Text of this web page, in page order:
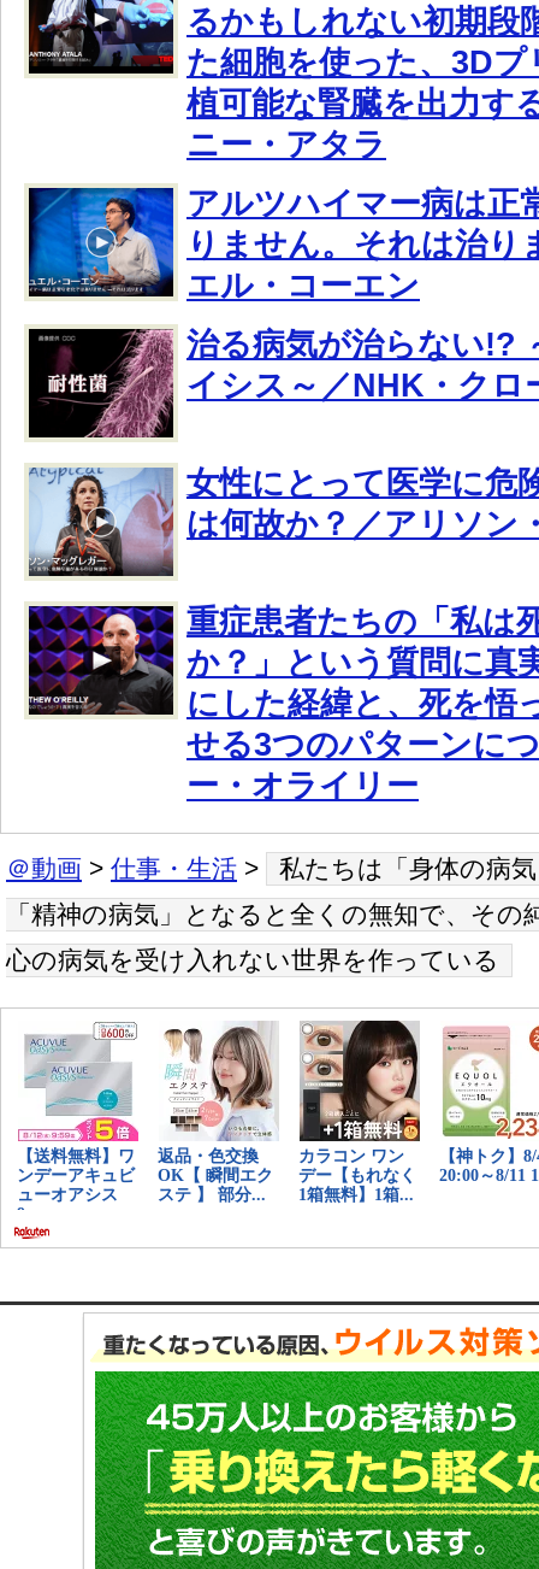
るかもしれない初期段
た細胞を使った、3D
植可能な腎臓を出力す
ニー・アタラ
アルツハイマー病は正
りません。それは治り
エル・コーエン
治る病気が治らない!?
イシス～／NHK・クロ
女性にとって医学に危
は何故か？／アリソン
重症患者たちの「私は
か？」という質問に真
にした経緯と、死を悟
せる3つのパターンに
ー・オライリー
＠動画 > 仕事・生活 >
私たちは「身体の病
「精神の病気」となると全くの無知で、そ
心の病気を受け入れない世界を作っている